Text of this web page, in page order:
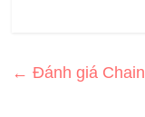
← Đánh giá